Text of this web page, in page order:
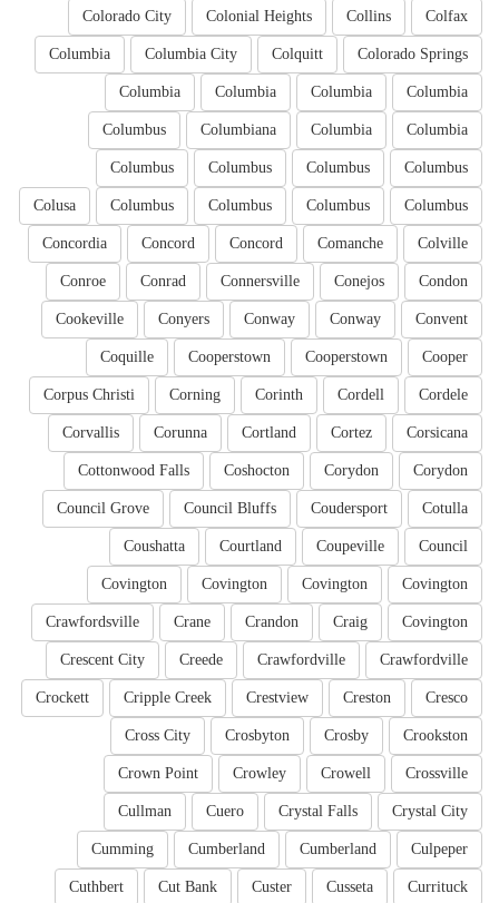
Colfax
Collins
Colonial Heights
Colorado City
Colorado Springs
Colquitt
Columbia City
Columbia
Columbia
Columbia
Columbia
Columbia
Columbia
Columbia
Columbiana
Columbus
Columbus
Columbus
Columbus
Columbus
Columbus
Columbus
Columbus
Columbus
Colusa
Colville
Comanche
Concord
Concord
Concordia
Condon
Conejos
Connersville
Conrad
Conroe
Convent
Conway
Conway
Conyers
Cookeville
Cooper
Cooperstown
Cooperstown
Coquille
Cordele
Cordell
Corinth
Corning
Corpus Christi
Corsicana
Cortez
Cortland
Corunna
Corvallis
Corydon
Corydon
Coshocton
Cottonwood Falls
Cotulla
Coudersport
Council Bluffs
Council Grove
Council
Coupeville
Courtland
Coushatta
Covington
Covington
Covington
Covington
Covington
Craig
Crandon
Crane
Crawfordsville
Crawfordville
Crawfordville
Creede
Crescent City
Cresco
Creston
Crestview
Cripple Creek
Crockett
Crookston
Crosby
Crosbyton
Cross City
Crossville
Crowell
Crowley
Crown Point
Crystal City
Crystal Falls
Cuero
Cullman
Culpeper
Cumberland
Cumberland
Cumming
Currituck
Cusseta
Custer
Cut Bank
Cuthbert